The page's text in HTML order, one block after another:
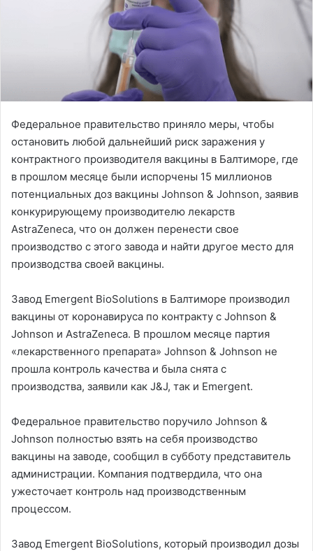
Федеральное правительство приняло меры, чтобы
остановить любой дальнейший риск заражения у
контрактного производителя вакцины в Балтиморе, где
в прошлом месяце были испорчены 15 миллионов
потенциальных доз вакцины Johnson & Johnson, заявив
конкурирующему производителю лекарств
AstraZeneca, что он должен перенести свое
производство с этого завода и найти другое место для
производства своей вакцины.
Завод Emergent BioSolutions в Балтиморе производил
вакцины от коронавируса по контракту с Johnson &
Johnson и AstraZeneca. В прошлом месяце партия
«лекарственного препарата» Johnson & Johnson не
прошла контроль качества и была снята с
производства, заявили как J&J, так и Emergent.
Федеральное правительство поручило Johnson &
Johnson полностью взять на себя производство
вакцины на заводе, сообщил в субботу представитель
администрации. Компания подтвердила, что она
ужесточает контроль над производственным
процессом.
Завод Emergent BioSolutions, который производил дозы